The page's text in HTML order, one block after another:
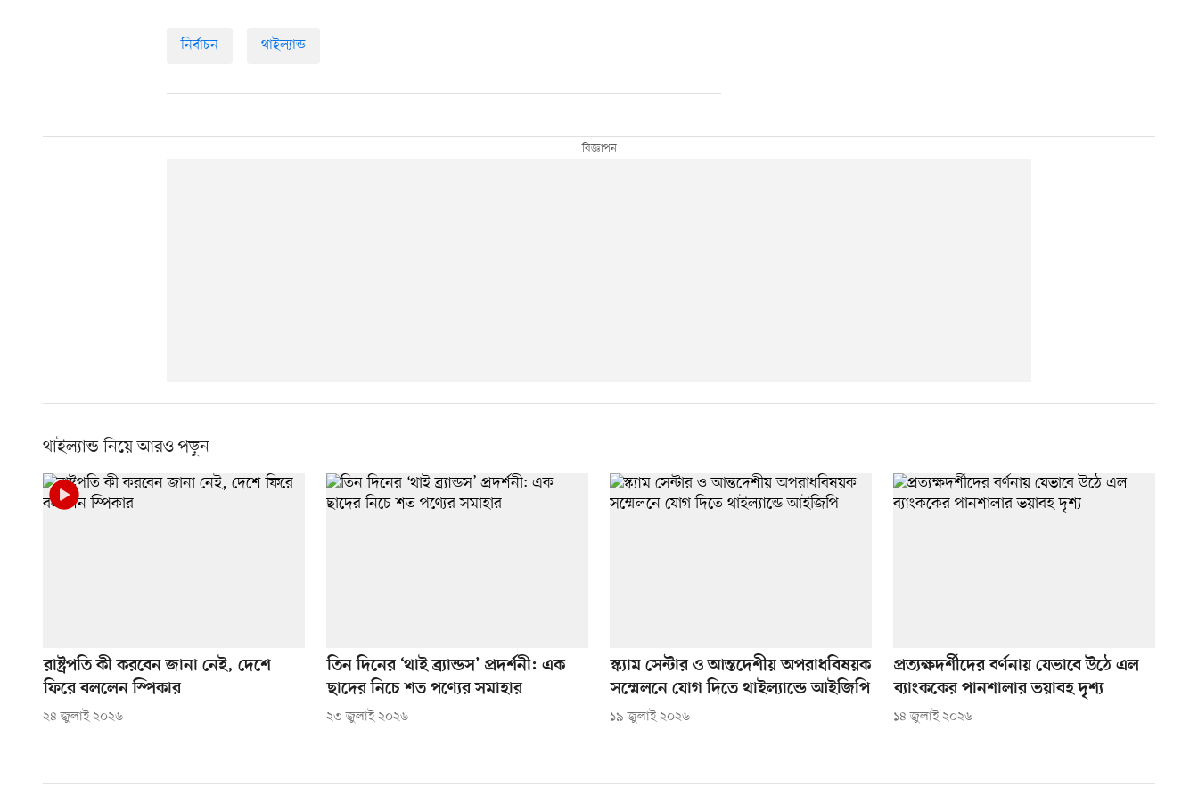
নির্বাচন থাইল্যান্ড
থাইল্যান্ড নিয়ে আরও পড়ুন
রাষ্ট্রপতি কী করবেন জানা নেই, দেশে
ফিরে বললেন স্পিকার
২৪ জুলাই ২০২৬
তিন দিনের ‘থাই ব্র্যান্ডস’ প্রদর্শনী: এক
ছাদের নিচে শত পণ্যের সমাহার
২৩ জুলাই ২০২৬
স্ক্যাম সেন্টার ও আন্তদেশীয় অপরাধবিষয়ক
সম্মেলনে যোগ দিতে থাইল্যান্ডে আইজিপি
১৯ জুলাই ২০২৬
প্রত্যক্ষদর্শীদের বর্ণনায় যেভাবে উঠে এল
ব্যাংককের পানশালার ভয়াবহ দৃশ্য
১৪ জুলাই ২০২৬